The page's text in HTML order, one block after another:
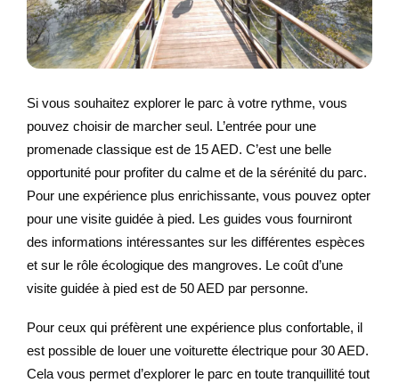
Si vous souhaitez explorer le parc à votre rythme, vous
pouvez choisir de marcher seul. L’entrée pour une
promenade classique est de 15 AED. C’est une belle
opportunité pour profiter du calme et de la sérénité du parc.
Pour une expérience plus enrichissante, vous pouvez opter
pour une visite guidée à pied. Les guides vous fourniront
des informations intéressantes sur les différentes espèces
et sur le rôle écologique des mangroves. Le coût d’une
visite guidée à pied est de 50 AED par personne.
Pour ceux qui préfèrent une expérience plus confortable, il
est possible de louer une voiturette électrique pour 30 AED.
Cela vous permet d’explorer le parc en toute tranquillité tout